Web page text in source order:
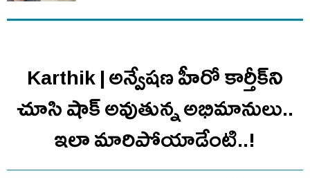
Karthik | అన్వేషణ హీరో కార్తీక్‌ని
చూసి షాక్ అవుతున్న అభిమానులు..
ఇలా మారిపోయాడేంటి..!